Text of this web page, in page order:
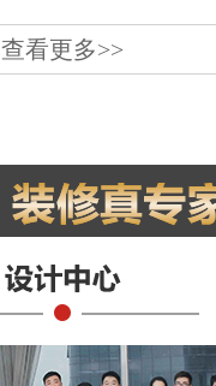
查看更多>>